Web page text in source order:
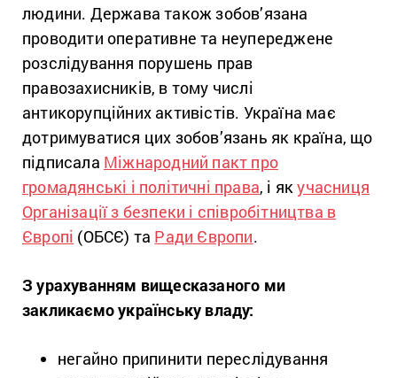
людини. Держава також зобов’язана
проводити оперативне та неупереджене
розслідування порушень прав
правозахисників, в тому числі
антикорупційних активістів. Україна має
дотримуватися цих зобов’язань як країна, що
підписала Міжнародний пакт про
громадянські і політичні права, і якучасниця
Організації з безпеки і співробітництва в
Європі (ОБСЄ) та Ради Європи.
З урахуванням вищесказаного ми
закликаємо українську владу:
негайно припинити переслідування